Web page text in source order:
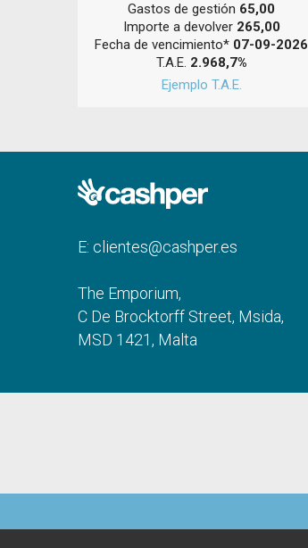
Gastos de gestión 65,00
Importe a devolver 265,00
Fecha de vencimiento* 07-09-2026
T.A.E. 2.968,7%
Ejemplo T.A.E.
E: clientes@cashper.es
The Emporium,
C De Brocktorff Street, Msida,
MSD 1421, Malta